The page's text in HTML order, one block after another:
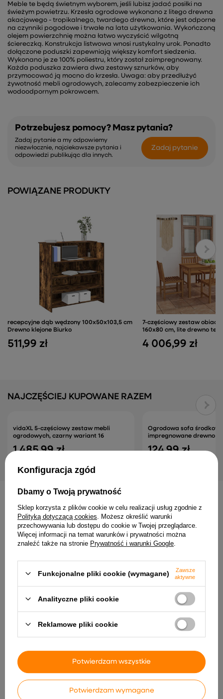
Meble te będą świetnym wyborem, jeśli lubisz jadać posiłki na
świeżym powietrzu. Krzesła ogrodowe wykonano z litego drewna
akacjowego - tropikalnego, twardego drewna, które jest odporne
na czynniki pogodowe i trwałe na lata użytkowania. Wykończoną
olejem powierzchnię można łatwo wyczyścić wilgotną
ściereczką. Konstrukcja listwowa wnosi rustykalny urok. Ponadto
dołączone poduszki zapewniają większy komfort siedzenia.
Wykonano je ze 100% poliestru, który został zaimpregnowany.
Każda poduszka zawiera dwa zestawy sznurków, aby
przymocować ją mocno do krzesła. Uwaga: aby przedłużyć
żywotność mebli ogrodowych, zalecamy zabezpieczenie ich
wodoodpornym pokrowcem.
Potrzebujesz pomocy? Masz pytania?
Zadaj pytanie a my odpowiemy
niezwłocznie, najciekawsze pytania i
odpowiedzi publikując dla innych.
Zadaj pytanie
POWIĄZANE PRODUKTY
recepcyjne dąb wędzony 100x50x103,5 cm
Drewno klejone Biurko
511,99 zł
7-częściowy zestaw
160x80 cm, lite drewno
4 006,99 zł
NAJCZĘŚCIEJ KUPOWANE RAZEM
vidaXL 5-częściowy zestaw mebli
ogrodowych, czarny wariant 16
1 485,99 zł
Ogrodowa sofa
impregnowane drewno
124,99 zł
INNE PRODUKTY PRODUCENTA
czarne, sztuczna skóra i
995,99 zł
vidaXL Biurko, szare,
100x50x76 cm, materiał
Konfiguracja zgód
Dbamy o Twoją prywatność
Sklep korzysta z plików cookie w celu realizacji usług zgodnie z
Polityką dotyczącą cookies . Możesz określić warunki
przechowywania lub dostępu do cookie w Twojej przeglądarce.
Więcej informacji na temat warunków i prywatności można
znaleźć także na stronie Prywatność i warunki Google
Funkcjonalne pliki cookie (wymagane)
Zawsze
aktywne
Analityczne pliki cookie
Reklamowe pliki cookie
Potwierdzam wymagane
Potwierdzam wszystkie